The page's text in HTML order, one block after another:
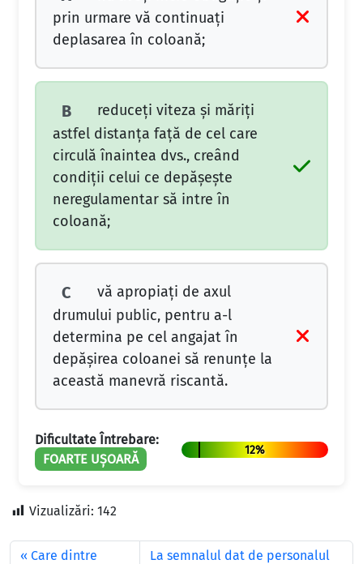
prin urmare vă continuați
deplasarea în coloană;
B
reduceți viteza și măriți
astfel distanța față de cel care
circulă înaintea dvs., creând
condiții celui ce depășește
neregulamentar să intre în
coloană;
C
vă apropiați de axul
drumului public, pentru a-l
determina pe cel angajat în
depășirea coloanei să renunțe la
această manevră riscantă.
Dificultate Întrebare:
FOARTE UȘOARĂ
12%
Vizualizări: 142
Care dintre
La semnalul dat de personalul